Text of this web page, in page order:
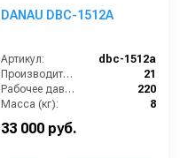
DANAU DBC-1512A
Артикул:
dbc-1512a
Производительность (л/мин):
21
Рабочее давление (бар):
220
Масса (кг):
8
Обороты двигателя (об/мин):
33 000 руб.